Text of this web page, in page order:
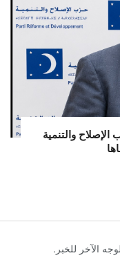
والتنمية
الآخر للخبر.